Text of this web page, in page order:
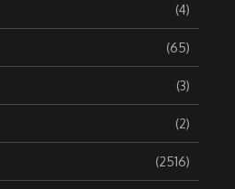
(4)
(65)
(3)
(2)
(2516)